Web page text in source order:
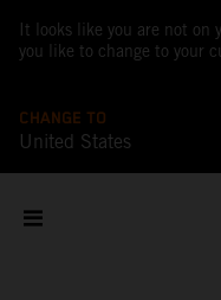
It looks like you are not on
you like to change to your
CHANGE TO
United States